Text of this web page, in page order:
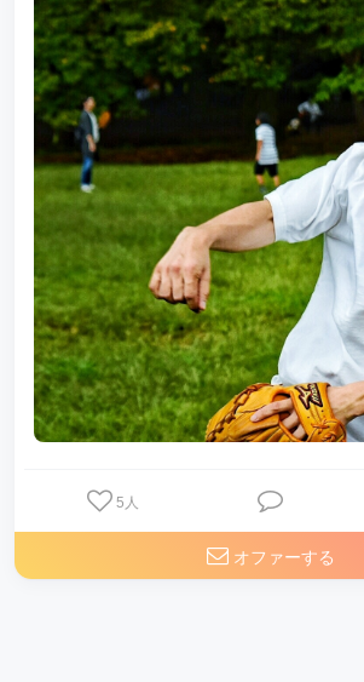
5 人
オファーする